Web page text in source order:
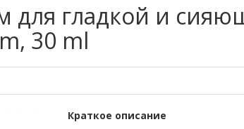
для гладкой и
30 ml
Краткое описание